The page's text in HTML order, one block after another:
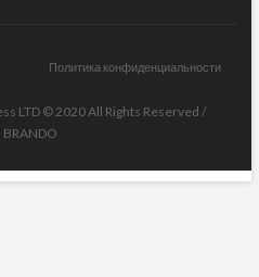
Политика конфиденциальности
LTD © 2020 All Rights Reserved /